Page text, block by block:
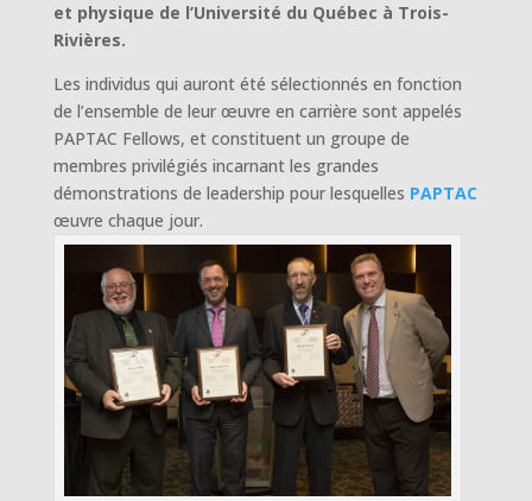
et physique de l’Université du Québec à Trois-
Rivières.
Les individus qui auront été sélectionnés en fonction
de l’ensemble de leur œuvre en carrière sont appelés
PAPTAC Fellows, et constituent un groupe de
membres privilégiés incarnant les grandes
démonstrations de leadership pour lesquelles PAPTAC
œuvre chaque jour.